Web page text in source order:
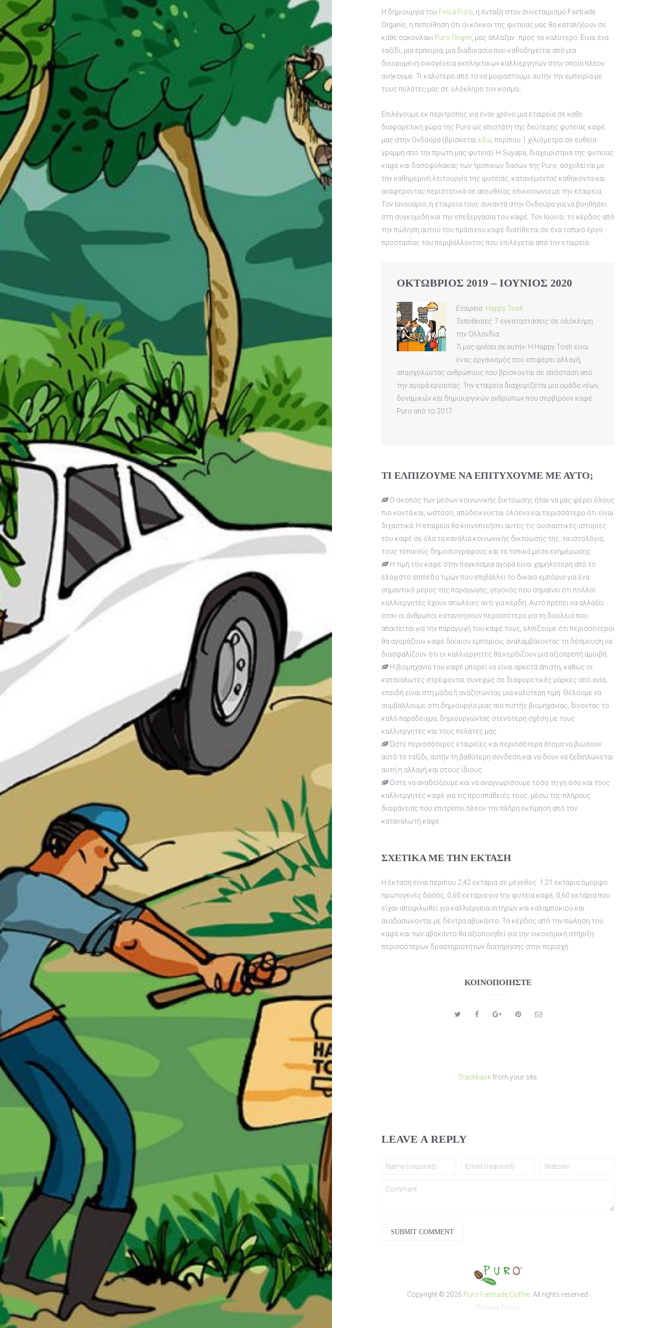
Η δημιουργία του Finca Puro , η ένταξη στον συνεταιρισμό Fairtrade
Organic, η πεποίθηση ότι οι κόκκοι της φυτείας μας θα καταλήξουν σε
κάθε σακουλάκι Puro Origen , μας άλλαξαν…προς το καλύτερο. Είναι ένα
ταξίδι, μια εμπειρία, μια διαδικασία που καθοδηγείται από μια
διευρυμένη οικογένεια εκπληκτικών καλλιεργητών στην οποία πλέον
ανήκουμε. Τι καλύτερο από το να μοιραστούμε αυτήν την εμπειρία με
τους πελάτες μας σε ολόκληρο τον κόσμο;
Επιλέγουμε εκ περιτροπής για έναν χρόνο μια εταιρεία σε κάθε
διαφορετική χώρα της Puro ως επιστάτη της δεύτερης φυτείας καφέ
μας στην Ονδούρα (βρίσκεται εδώ , περίπου 1 χιλιόμετρο σε ευθεία
γραμμή από την πρώτη μας φυτεία). Η Suyapa, διαχειρίστρια της φυτείας
καφέ και δασοφύλακας των τροπικών δασών της Puro, ασχολείται με
την καθημερινή λειτουργία της φυτείας, κατανέμοντας καθήκοντα και
αναφέροντας περιστατικά σε απευθείας επικοινωνία με την εταιρεία.
Τον Ιανουάριο, η εταιρεία τους συναντά στην Ονδούρα για να βοηθήσει
στη συγκομιδή και την επεξεργασία του καφέ. Τον Ιούνιο, το κέρδος από
την πώληση αυτού του πράσινου καφέ διατίθεται σε ένα τοπικό έργο
προστασίας του περιβάλλοντος που επιλέγεται από την εταιρεία.
ΟΚΤΩΒΡΙΟΣ 2019 – ΙΟΥΝΙΟΣ 2020
Εταιρεία: Happy Tosti
Τοποθεσίες:7 εγκαταστάσεις σε ολόκληρη
την Ολλανδία.
Τι μας αρέσει σε αυτήν: Η Happy Tosti είναι
ένας οργανισμός που επιφέρει αλλαγή,
απασχολώντας ανθρώπους που βρίσκονται σε απόσταση από
την αγορά εργασίας. Την εταιρεία διαχειρίζεται μια ομάδα νέων,
δυναμικών και δημιουργικών ανθρώπων που σερβίρουν καφέ
Puro από το 2017.
ΤΙ ΕΛΠΙΖΟΥΜΕ ΝΑ ΕΠΙΤΥΧΟΥΜΕ ΜΕ ΑΥΤΟ;
Ο σκοπός των μέσων κοινωνικής δικτύωσης ήταν να μας φέρει όλους
πιο κοντά και, ωστόσο, αποδεικνύεται ολοένα και περισσότερο ότι είναι
διχαστικά. Η εταιρεία θα κοινοποιήσει αυτές τις ουσιαστικές ιστορίες
του καφέ σε όλα τα κανάλια κοινωνικής δικτύωσής της, τα ιστολόγια,
τους τοπικούς δημοσιογράφους και τα τοπικά μέσα ενημέρωσης.
Η τιμή του καφέ στην παγκόσμια αγορά είναι χαμηλότερη από το
ελάχιστο επίπεδο τιμών που επιβάλλει το δίκαιο εμπόριο για ένα
σημαντικό μέρος της παραγωγής, γεγονός που σημαίνει ότι πολλοί
καλλιεργητές έχουν απώλειες αντί για κέρδη. Αυτό πρέπει να αλλάξει…
όταν οι άνθρωποι κατανοήσουν περισσότερα για τη δουλειά που
απαιτείται για την παραγωγή του καφέ τους, ελπίζουμε ότι περισσότεροι
θα αγοράζουν καφέ δίκαιου εμπορίου, αναλαμβάνοντας τη δέσμευση να
διασφαλίζουν ότι οι καλλιεργητές θα κερδίζουν μια αξιοπρεπή αμοιβή.
Η βιομηχανία του καφέ μπορεί να είναι αρκετά άπιστη, καθώς οι
καταναλωτές στρέφονται συνεχώς σε διαφορετικές μάρκες από ανία,
επειδή είναι στη μόδα ή αναζητώντας μια καλύτερη τιμή. Θέλουμε να
συμβάλλουμε στη δημιουργία μιας πιο πιστής βιομηχανίας, δίνοντας το
καλό παράδειγμα, δημιουργώντας στενότερη σχέση με τους
καλλιεργητές και τους πελάτες μας.
Ώστε περισσότερες εταιρείες και περισσότερα άτομα να βιώσουν
αυτό το ταξίδι, αυτήν τη βαθύτερη σύνδεση και να δουν να ξεδιπλώνεται
αυτή η αλλαγή και στους ίδιους.
Ώστε να αναδείξουμε και να αναγνωρίσουμε τόσο τη γη όσο και τους
καλλιεργητές καφέ για τις προσπάθειές τους, μέσω της πλήρους
διαφάνειας που επιτρέπει πλέον την πλήρη εκτίμηση από τον
καταναλωτή καφέ.
ΣΧΕΤΙΚΑ ΜΕ ΤΗΝ ΕΚΤΑΣΗ
Η έκταση είναι περίπου 2,42 εκτάρια σε μέγεθος: 1,21 εκτάρια όμορφο
πρωτογενές δάσος, 0,60 εκτάρια για την φυτεία καφέ, 0,60 εκτάρια που
είχαν αποψιλωθεί για καλλιέργεια σιτηρών και καλαμποκιού και
αναδασώνονται με δέντρα αβοκάντο. Το κέρδος από την πώληση του
καφέ και των αβοκάντο θα αξιοποιηθεί για την οικονομική στήριξη
περισσότερων δραστηριοτήτων διατήρησης στην περιοχή.
ΚΟΙΝΟΠΟΙΉΣΤΕ
Trackback from your site.
LEAVE A REPLY
SUBMIT COMMENT
Copyright © 2026 Puro Fairtrade Coffee. All rights reserved.
Privacy Policy